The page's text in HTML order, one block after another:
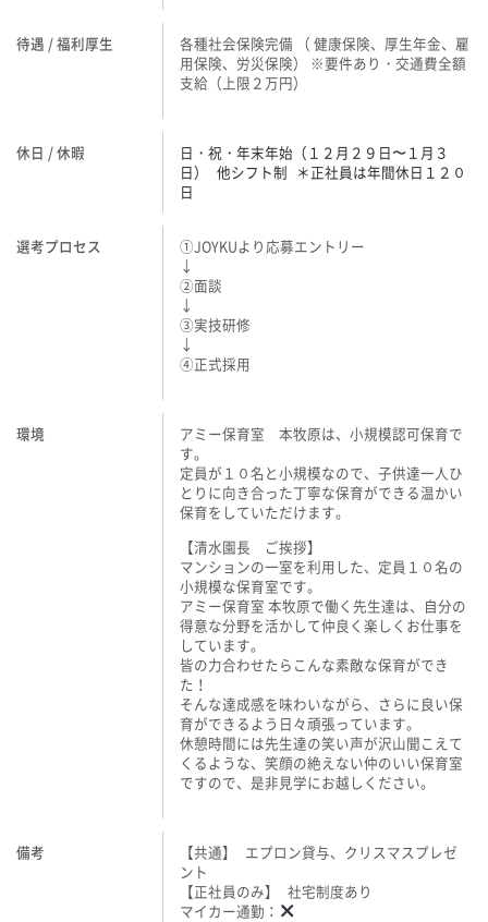
待遇 / 福利厚生
各種社会保険完備 （ 健康保険、厚生年金、雇
用保険、労災保険） ※要件あり・交通費全額
支給（上限２万円）
休日 / 休暇
日・祝・年末年始（１２月２９日〜１月３
日） 他シフト制 ＊正社員は年間休日１２０
日
選考プロセス
①JOYKUより応募エントリー
↓
②面談
↓
③実技研修
↓
④正式採用
環境
アミー保育室 本牧原は、小規模認可保育で
す。
定員が１０名と小規模なので、子供達一人ひ
とりに向き合った丁寧な保育ができる温かい
保育をしていただけます。
【清水園長 ご挨拶】
マンションの一室を利用した、定員１０名の
小規模な保育室です。
アミー保育室 本牧原で働く先生達は、自分の
得意な分野を活かして仲良く楽しくお仕事を
しています。
皆の力合わせたらこんな素敵な保育ができ
た！
そんな達成感を味わいながら、さらに良い保
育ができるよう日々頑張っています。
休憩時間には先生達の笑い声が沢山聞こえて
くるような、笑顔の絶えない仲のいい保育室
ですので、是非見学にお越しください。
備考
【共通】 エプロン貸与、クリスマスプレゼ
ント
【正社員のみ】 社宅制度あり
マイカー通勤：